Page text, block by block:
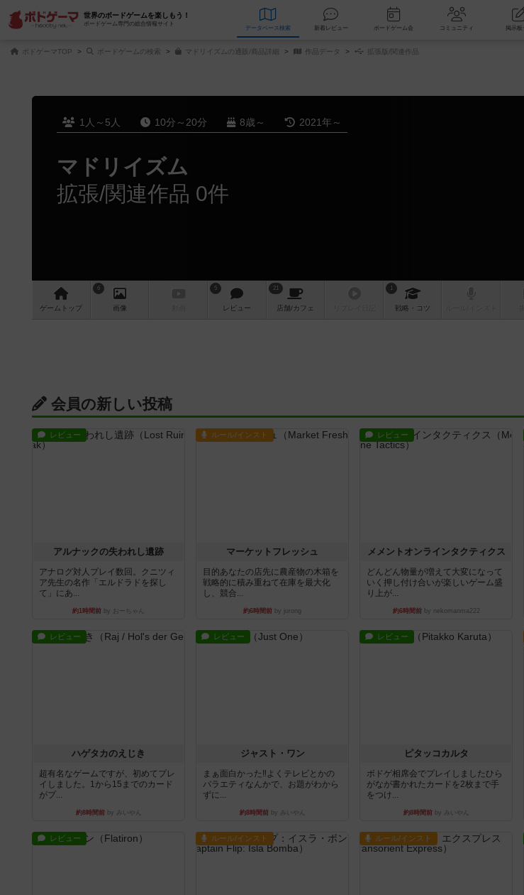
世界のボードゲームを楽しもう！
ボードゲーム専門の総合情報サイト
データベース 検索 新着レビュー ボードゲーム会 コミュニティ
ボドゲーマTOP ボードゲームの検索 マドリイズムの通販/商品詳細 作品データ 拡張版/関連作品
1人～5人 10分～20分 8歳～ 2021年～
マドリイズム
拡張/関連作品 0件
ゲーム トップ
6
画像
5
レビュー
21
店舗/カフェ
1
戦略 ・コツ
会員の新しい投稿
レビュー
アルナックの失われし遺跡
アナログ対人プレイ数回。クニツィ
ア先生の名作「エルドラドを探し
て」にあ...
約1時間前 by おーちゃん
ルール/インスト
マーケットフレッシュ
目的あなたの店先に農産物の木箱を
戦略的に積み重ねて在庫を最大化
し、競合...
約6時間前 by jurong
レビュー
メメントオンラインタクティクス
どんどん物量が増えて大変になって
いく押し付け合いが楽しいゲーム盛
り上が...
約6時間前by nekomanma222
レビュー
ハゲタカのえじき
超有名なゲームですが、初めてプレ
イしました。1から15までのカード
がプ...
約8時間前by みいやん
レビュー
ジャスト・ワン
まぁ面白かった‼️よくテレビとかの
バラエティなんかで、お題がわから
ずに...
約8時間前by みいやん
レビュー
ピタッコカルタ
ボドゲ相席会でプレイしましたひら
がなが書かれたカードを2枚まで手
をつけ...
約8時間前by みいやん
レビュー ルール/インスト ルール/インスト